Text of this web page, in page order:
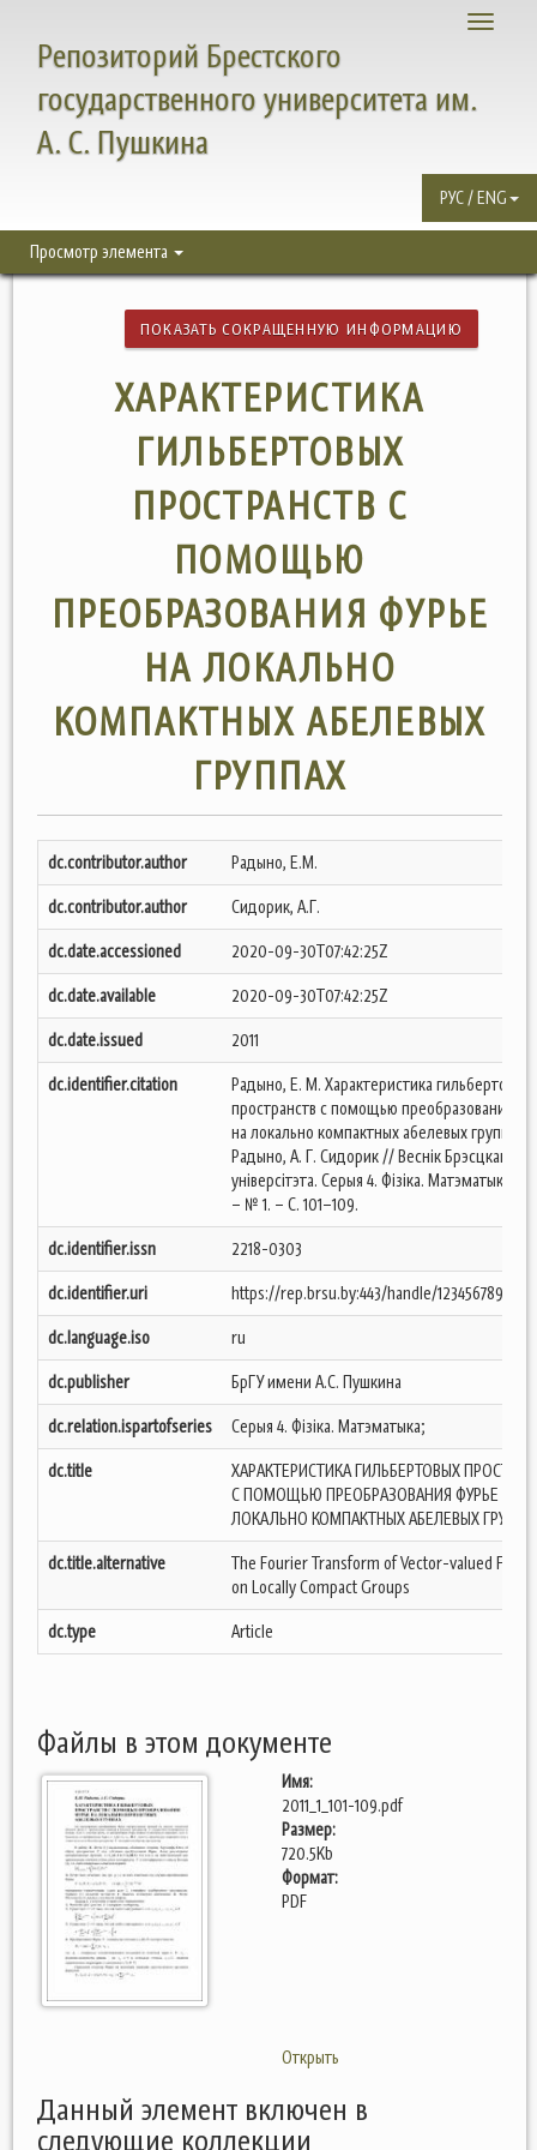
Toggle
Репозиторий Брестского
государственного университета им.
А. С. Пушкина
РУС / ENG
Просмотр элемента
ПОКАЗАТЬ СОКРАЩЕННУЮ ИНФОРМАЦИЮ
ХАРАКТЕРИСТИКА
ГИЛЬБЕРТОВЫХ
ПРОСТРАНСТВ С
ПОМОЩЬЮ
ПРЕОБРАЗОВАНИЯ ФУРЬЕ
НА ЛОКАЛЬНО
КОМПАКТНЫХ АБЕЛЕВЫХ
ГРУППАХ
dc.contributor.author
Радыно, Е.М.
dc.contributor.author
Сидорик, А.Г.
dc.date.accessioned
2020-09-30T07:42:25Z
dc.date.available
2020-09-30T07:42:25Z
dc.date.issued
2011
dc.identifier.citation
Радыно, Е. М. Характеристика гильбертовых
пространств с помощью преобразования
на локально компактных абелевых группах
Радыно, А. Г. Сидорик // Веснік Брэсцкага
універсітэта. Серыя 4. Фізіка. Матэматыка. –
– № 1. – С. 101–109.
dc.identifier.issn
2218-0303
dc.identifier.uri
https://rep.brsu.by:443/handle/123456789/
dc.language.iso
ru
dc.publisher
БрГУ имени А.С. Пушкина
dc.relation.ispartofseries
Серыя 4. Фізіка. Матэматыка;
dc.title
ХАРАКТЕРИСТИКА ГИЛЬБЕРТОВЫХ
С ПОМОЩЬЮ ПРЕОБРАЗОВАНИЯ ФУРЬЕ НА
ЛОКАЛЬНО КОМПАКТНЫХ АБЕЛЕВЫХ
dc.title.alternative
The Fourier Transform of Vector-valued
on Locally Compact Groups
dc.type
Article
Файлы в этом документе
Имя:
2011_1_101-109.pdf
Размер:
720.5Kb
Формат:
PDF
Открыть
Данный элемент включен в
следующие коллекции